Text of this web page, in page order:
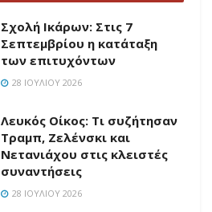
Σχολή Ικάρων: Στις 7
Σεπτεμβρίου η κατάταξη
των επιτυχόντων
28 ΙΟΥΛΊΟΥ 2026
Λευκός Οίκος: Τι συζήτησαν
Τραμπ, Ζελένσκι και
Νετανιάχου στις κλειστές
συναντήσεις
28 ΙΟΥΛΊΟΥ 2026